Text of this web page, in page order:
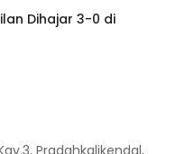
Dihajar 3-0 di